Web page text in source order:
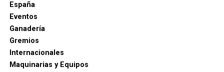
España
Eventos
Ganadería
Gremios
Internacionales
Maquinarias y Equipos